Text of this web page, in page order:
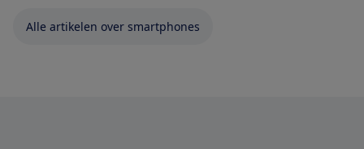
Alle artikelen over smartphones